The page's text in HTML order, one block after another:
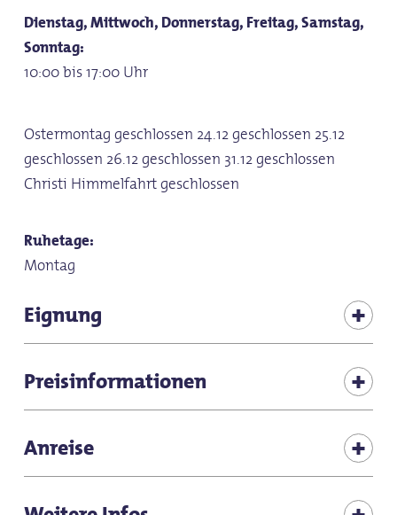
Dienstag, Mittwoch, Donnerstag, Freitag, Samstag,
Sonntag:
10:00 bis 17:00 Uhr
Ostermontag geschlossen 24.12 geschlossen 25.12
geschlossen 26.12 geschlossen 31.12 geschlossen
Christi Himmelfahrt geschlossen
Ruhetage:
Montag
Eignung
Schlechtwetterangebot
für Gruppen
für Individualgäste
Preisinformationen
Bei herausragenden Wechselausstellungen können
die Eintrittspreise angehoben werden. Freier Eintritt
Anreise
Das Zeitungsmuseum liegt inmitten der Altstadt.